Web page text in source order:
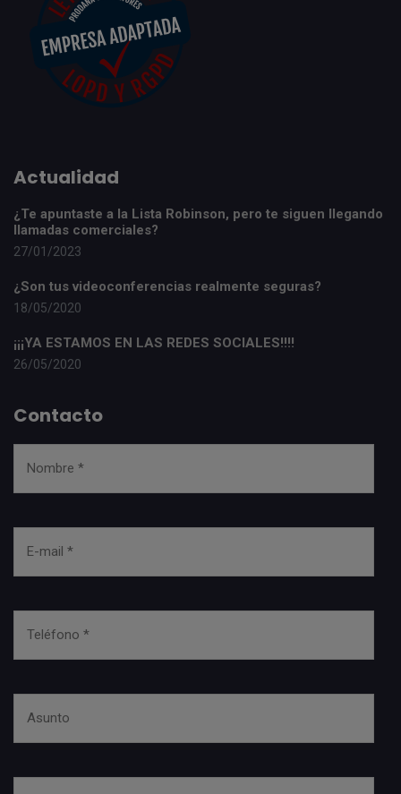
Actualidad
¿Te apuntaste a la Lista Robinson, pero te siguen llegando
llamadas comerciales?
27/01/2023
¿Son tus videoconferencias realmente seguras?
18/05/2020
¡¡¡YA ESTAMOS EN LAS REDES SOCIALES!!!!
26/05/2020
Contacto